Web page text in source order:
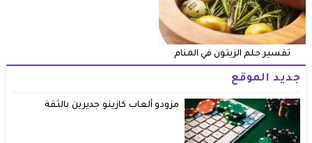
تفسير حلم الزيتون في المنام
جديد الموقع
مزودو ألعاب كازينو جديرين بالثقة